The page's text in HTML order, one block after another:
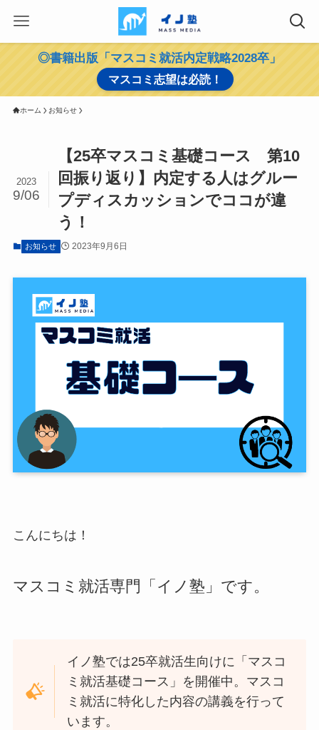
◎書籍出版「マスコミ就活内定戦略2028卒」
マスコミ志望は必読！
ホーム お知らせ
【25卒マスコミ基礎コース 第10
回振り返り】内定する人はグルー
プディスカッションでココが違
う！
2023
9/06
お知らせ 2023年9月6日
こんにちは！
マスコミ就活専門「イノ塾」です。
イノ塾では25卒就活生向けに「マスコ
ミ就活基礎コース」を開催中。マスコ
ミ就活に特化した内容の講義を行って
います。